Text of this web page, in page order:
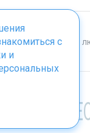
ООО "Он Клиник",
с
и